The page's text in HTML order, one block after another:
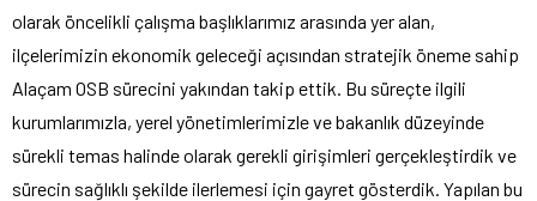
olarak öncelikli çalışma başlıklarımız arasında yer alan,
ilçelerimizin ekonomik geleceği açısından stratejik öneme sahip
Alaçam OSB sürecini yakından takip ettik. Bu süreçte ilgili
kurumlarımızla, yerel yönetimlerimizle ve bakanlık düzeyinde
sürekli temas halinde olarak gerekli girişimleri gerçekleştirdik ve
sürecin sağlıklı şekilde ilerlemesi için gayret gösterdik. Yapılan bu